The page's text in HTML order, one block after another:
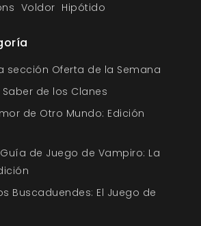
Voldor Hipótido
sección Oferta de la Semana
de los Clanes
de Otro Mundo: Edición
de Juego de Vampiro: La
Buscaduendes: El Juego de